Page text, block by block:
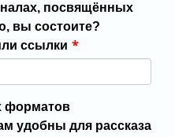
посвящённых
вы состоите?
ссылки *
форматов
удобны для рассказа